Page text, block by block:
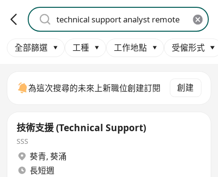
全部篩選 工種 工作地點 受僱形式
為這次搜尋的未來上新職位創建訂閱 創建
技術支援 (Technical Support)
SSS
葵青, 葵涌
長短週